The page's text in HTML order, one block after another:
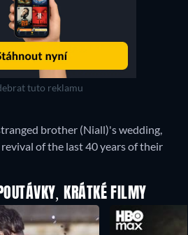
tuto reklamu
brother (Niall)'s wedding,
of the last 40 years of their
KRÁTKÉ FILMY